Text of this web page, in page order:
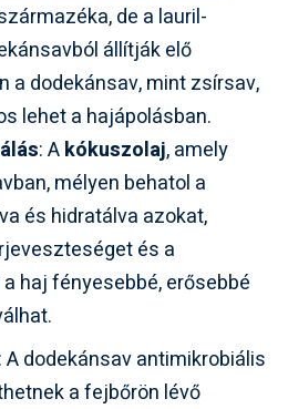
de a lauril-
állítják elő
a dodekánsav, mint zsírsav,
lehet a hajápolásban.
: Akókuszolaj, amely
mélyen behatol a
és hidratálva azokat,
és a
haj fényesebbé, erősebbé
: A dodekánsav antimikrobiális
a fejbőrön lévő